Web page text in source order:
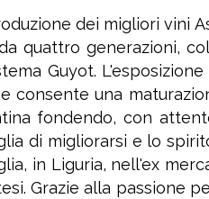
dei migliori vini
quattro generazioni,
Guyot.
consente una
fondendo, con
di migliorarsi e lo
in Liguria, nell'ex
Grazie alla passione